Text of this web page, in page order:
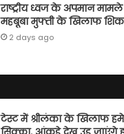
राष्ट्रीय ध्वज के अपमान
महबूबा मुफ्ती के खिलाफ
2 days ago
टेस्ट में श्रीलंका के खिलाफ